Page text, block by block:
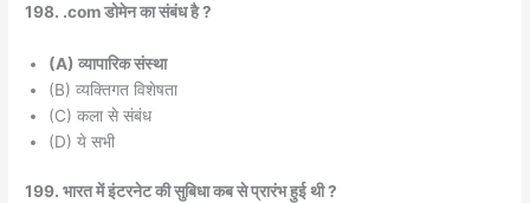
198. .com डोमेन का संबंध है ?
(A) व्यापारिक संस्था
(B) व्यक्तिगत विशेषता
(C) कला से संबंध
(D) ये सभी
199. भारत में इंटरनेट की सुबिधा कब से प्रारंभ हुई थी ?